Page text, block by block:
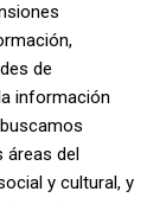
de
información
del
y cultural, y